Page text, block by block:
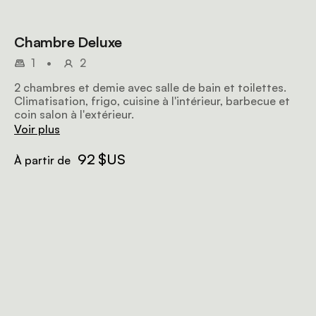
Chambre Deluxe
1 •
2
2 chambres et demie avec salle de bain et toilettes.
Climatisation, frigo, cuisine à l'intérieur, barbecue et
coin salon à l'extérieur.
Voir plus
À partir de 92 $US